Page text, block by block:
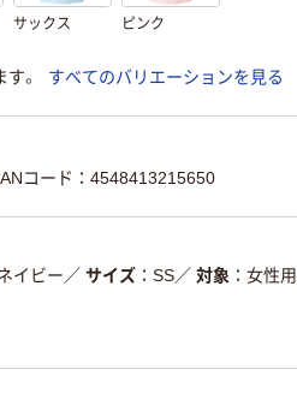
サックス ピンク
。
すべてのバリエーションを見る
コード：4548413215650
イビー ／ サイズ SS／ 対象 女性用